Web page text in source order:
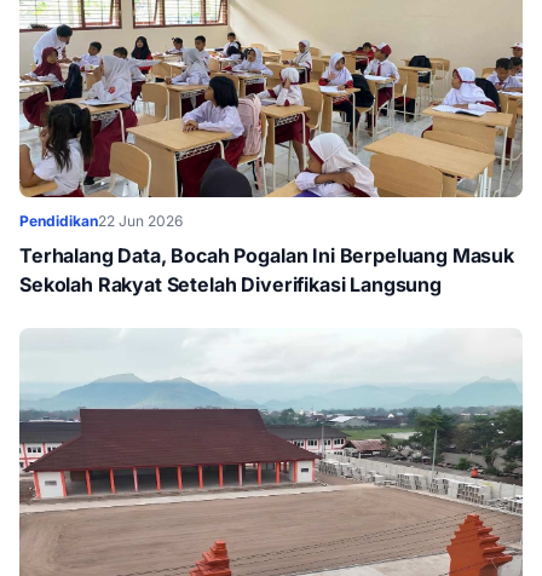
Pendidikan22 Jun 2026
Terhalang Data, Bocah Pogalan Ini Berpeluang Masuk
Sekolah Rakyat Setelah Diverifikasi Langsung